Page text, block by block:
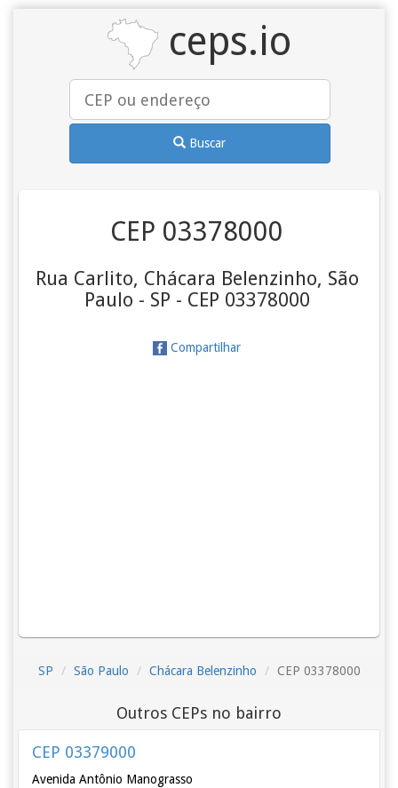
ceps.io
Buscar
CEP 03378000
Rua Carlito, Chácara Belenzinho, São
Paulo - SP - CEP 03378000
Compartilhar
SP São Paulo Chácara Belenzinho CEP 03378000
Outros CEPs no bairro
CEP 03379000
Avenida Antônio Manograsso